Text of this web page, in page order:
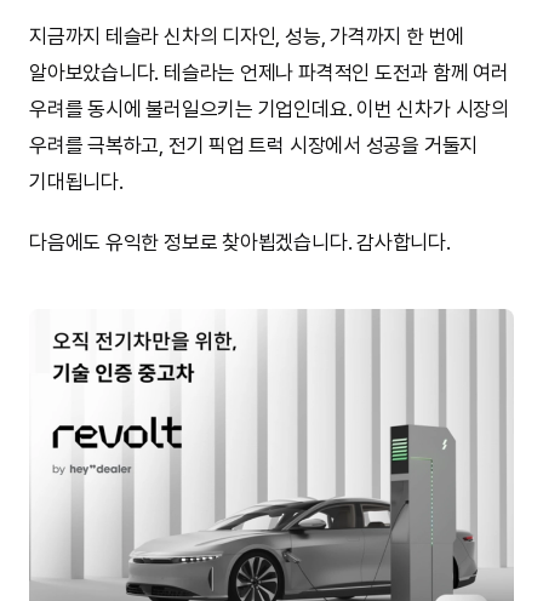
지금까지 테슬라 신차의 디자인, 성능, 가격까지 한 번에
알아보았습니다. 테슬라는 언제나 파격적인 도전과 함께 여러
우려를 동시에 불러일으키는 기업인데요. 이번 신차가 시장의
우려를 극복하고, 전기 픽업 트럭 시장에서 성공을 거둘지
기대됩니다.
다음에도 유익한 정보로 찾아뵙겠습니다. 감사합니다.